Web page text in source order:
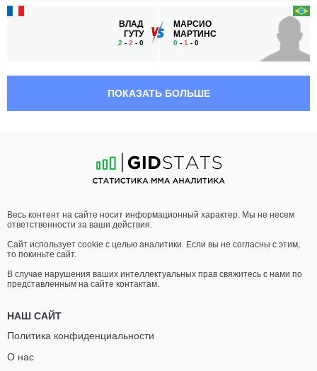
ВЛАД
ГУТУ
2 - 2 - 0
МАРСИО
МАРТИНС
0 - 1 - 0
АБУЕВ
3-3- 0
20:30 МСК•
СРЕДНИЙ ВЕС 83.9 КГ
ХАДДАД
ПОКАЗАТЬ БОЛЬШЕ
Весь контент на сайте носит информационный характер. Мы не несем
ответственности за ваши действия.
Сайт использует cookie с целью аналитики. Если вы не согласны с этим,
то покиньте сайт.
В случае нарушения ваших интеллектуальных прав свяжитесь с нами по
представленным на сайте контактам.
НАШ САЙТ
Политика конфиденциальности
О нас